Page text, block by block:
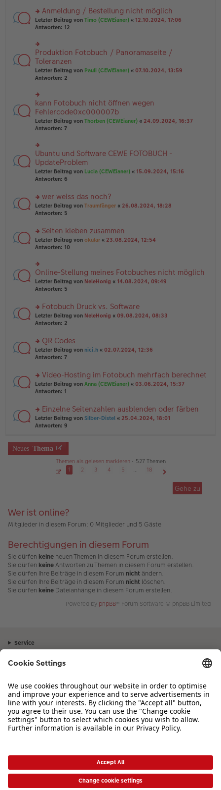
tr
a
g
e
n
er
tr
a
g
n
g
el
e
n
er
B
ei
tr
g
rs
te
u
n
g
el
es
e
er
B
ei
tr
a
g
Anmeldung / Bestellung nicht möglich
Letzter Beitrag von Timo (CEWEianer) « 12.10.2024, 17:06
Antworten: 12
rs
te
r
u
n
el
es
e
n
er
tr
a
g
Produktion Fotobuch / Panoramaseite /
Toleranzen
Letzter Beitrag von Pauli (CEWEianer) « 07.10.2024, 13:59
Antworten: 2
rs
te
r
u
n
el
es
e
n
er
tr
a
g
kann Fotobuch nicht öffnen wegen
Fehlercode0xc000007b
Letzter Beitrag von Thorben (CEWEianer) « 24.09.2024, 16:37
Antworten: 7
rs
te
r
u
n
el
es
e
B
ei
tr
g
Ubuntu und Software CEWE FOTOBUCH -
UpdateProblem
Letzter Beitrag von Lucia (CEWEianer) « 15.09.2024, 15:16
Antworten: 6
rs
te
n
g
el
e
n
er
B
a
g
wer weiss das noch?
Letzter Beitrag von Traumfänger « 26.08.2024, 18:28
Antworten: 5
rs
te
u
n
g
el
es
n
er
B
a
g
Seiten kleben zusammen
Letzter Beitrag von okular « 23.08.2024, 12:54
Antworten: 10
rs
te
r
g
el
es
n
er
B
ei
a
g
Online-Stellung meines Fotobuches nicht möglich
Letzter Beitrag von NeleHonig « 14.08.2024, 09:49
Antworten: 5
rs
te
n
g
el
e
n
er
tr
a
g
Fotobuch Druck vs. Software
Letzter Beitrag von NeleHonig « 09.08.2024, 08:33
Antworten: 2
rs
te
n
g
el
e
n
er
tr
a
QR Codes
Letzter Beitrag von nici.h « 02.07.2024, 12:36
Antworten: 7
rs
te
n
g
el
e
n
er
Video-Hosting im Fotobuch mehrfach berechnet
Letzter Beitrag von Anna (CEWEianer) « 03.06.2024, 15:37
Antworten: 1
rs
te
n
g
tr
a
g
Einzelne Seitenzahlen ausblenden oder färben
Letzter Beitrag von Silber-Distel « 25.04.2024, 18:01
Antworten: 9
Neues Thema
Themen als gelesen markieren• 527 Themen
v
o
n
1
1 2 3 4 5 …
18
Gehe zu
Wer ist online?
Mitglieder in diesem Forum: 0 Mitglieder und 5 Gäste
Berechtigungen in diesem Forum
Sie dürfen keine neuen Themen in diesem Forum erstellen.
Sie dürfen keineAntworten zu Themen in diesem Forum erstellen.
Sie dürfen Ihre Beiträge in diesem Forum nicht ändern.
Sie dürfen Ihre Beiträge in diesem Forum nicht löschen.
Sie dürfen keine Dateianhänge in diesem Forum erstellen.
Powered by phpBB® Forum Software © phpBB Limited
Service
Sortiment
Inspiration
Bei Fragen zu Produkten oder der Bestellung können Sie uns gerne von